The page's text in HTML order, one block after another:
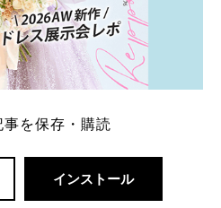
事を保存・購読
インストール